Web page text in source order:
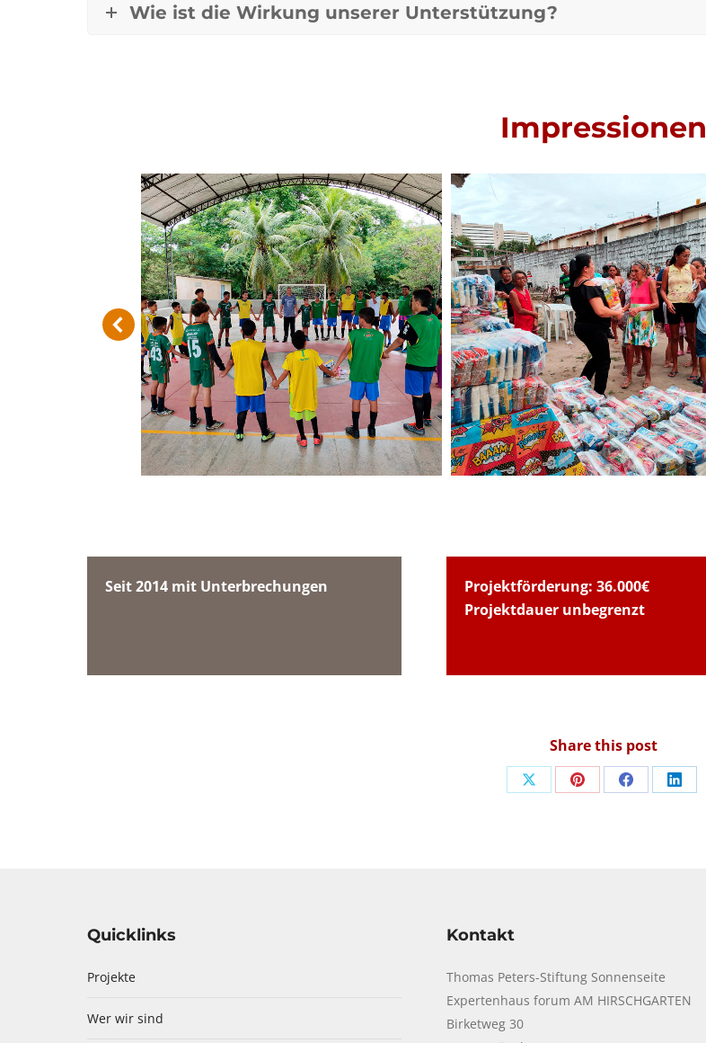
Wie ist die Wirkung unserer Unterstützung?
Impressionen
Seit 2014 mit Unterbrechungen
Projektförderung: 36.000€
Projektdauer unbegrenzt
Share this post
Share Share Share Share
Quicklinks
Projekte
Wer wir sind
Kontakt
Thomas Peters-Stiftung Sonnenseite
Expertenhaus forum AM HIRSCHGARTEN
Birketweg 30